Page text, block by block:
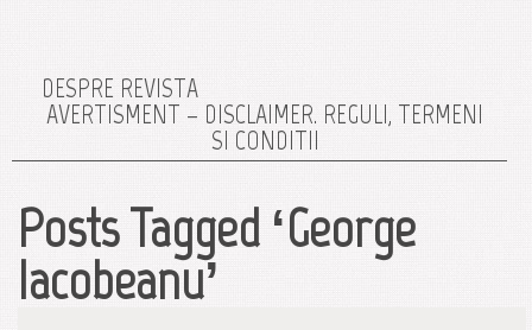
DESPRE REVISTA
AVERTISMENT – DISCLAIMER. REGULI, TERMENI
SI CONDITII
Posts Tagged ‘George
Iacobeanu’